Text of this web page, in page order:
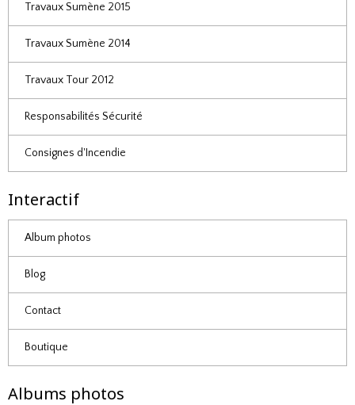
Travaux Sumène 2015
Travaux Sumène 2014
Travaux Tour 2012
Responsabilités Sécurité
Consignes d'Incendie
Interactif
Album photos
Blog
Contact
Boutique
Albums photos